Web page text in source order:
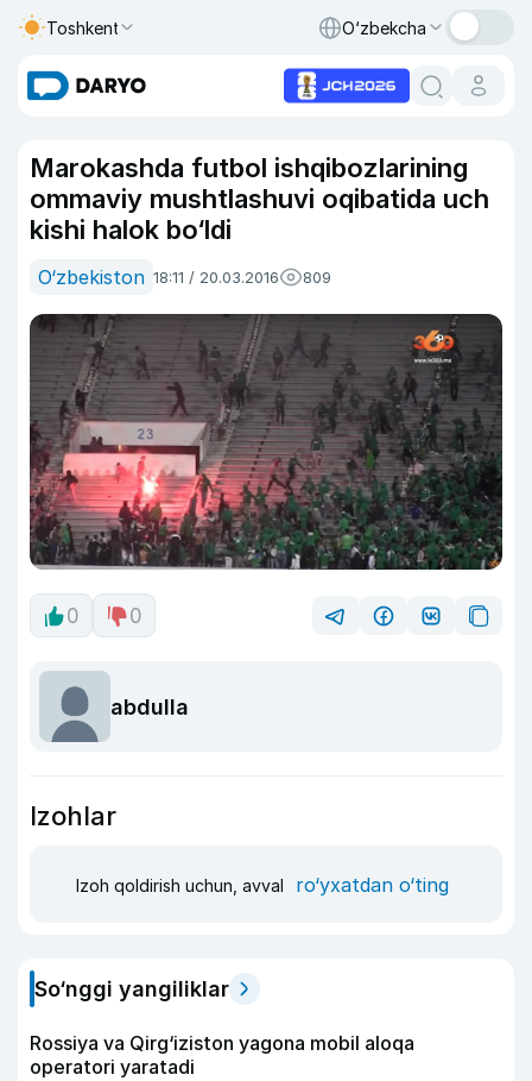
Toshkent O‘zbekcha
Marokashda futbol ishqibozlarining
ommaviy mushtlashuvi oqibatida uch
kishi halok bo‘ldi
O‘zbekiston 18:11 / 20.03.2016 809
0 0
abdulla
Izohlar
Izoh qoldirish uchun, avval ro‘yxatdan o‘ting
So‘nggi yangiliklar
Rossiya va Qirg‘iziston yagona mobil aloqa
operatori yaratadi